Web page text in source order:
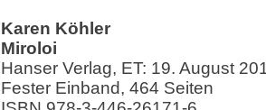
Karen Köhler
Miroloi
Hanser Verlag, ET: 19. August
Fester Einband, 464 Seiten